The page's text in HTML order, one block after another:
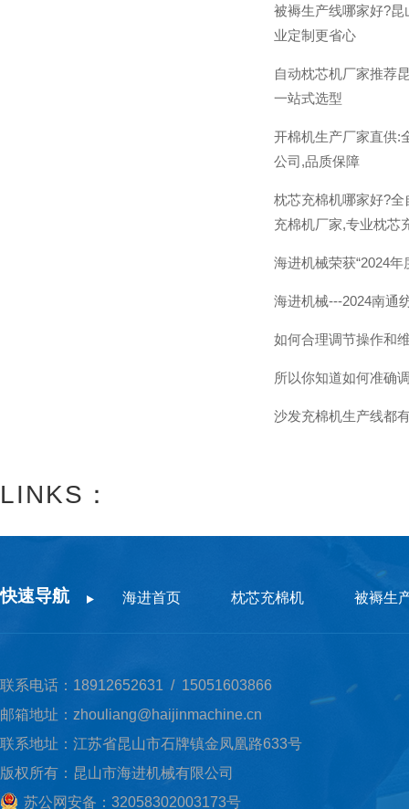
被褥生产线哪家好?
业定制更省心
自动枕芯机厂家推荐
一站式选型
开棉机生产厂家直供:
公司,品质保障
枕芯充棉机哪家好?
充棉机厂家,专业枕芯
海进机械荣获“2024
海进机械---2024南通
如何合理调节操作和
所以你知道如何准确
沙发充棉机生产线都
LINKS：
快速导航 海进首页 枕芯充棉机 被褥生
联系电话：18912652631 / 15051603866
邮箱地址：zhouliang@haijinmachine.cn
联系地址：江苏省昆山市石牌镇金凤凰路633号
版权所有：昆山市海进机械有限公司
苏公网安备：32058302003173号